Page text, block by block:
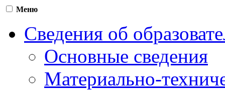
Меню
Сведения об
Основные сведения
Материально-